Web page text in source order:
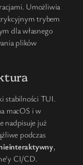
Umożliwia
trybem
dla własnego
plików
stabilności TUI.
macOS i w
nadpisuje już
podczas
,
CI/CD.